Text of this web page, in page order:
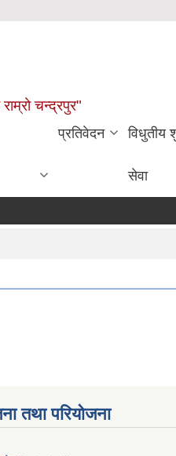
चन्द्रपुर"
प्रतिवेदन विधुतीय
सेवा
तथा परियोजना